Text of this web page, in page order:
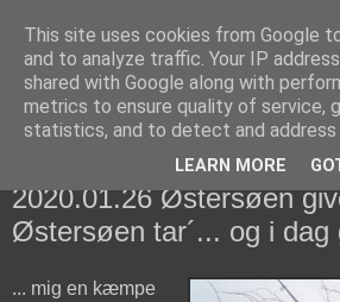
fiskedagbog.dk
Havørredfiskeri, tordenvejr og rav i (en
søndag den 26. januar 2020
2020.01.26 Østersøen
Østersøen tar´... og i dag
... mig en kæmpe
This site uses cookies from Google
and to analyze traffic. Your IP
shared with Google along with
metrics to ensure quality of service,
statistics, and to detect and address
LEARN MORE